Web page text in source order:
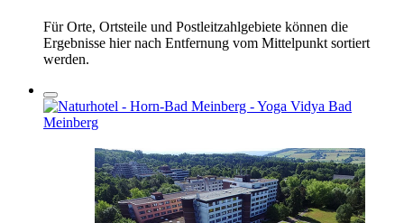
Für Orte, Ortsteile und Postleitzahlgebiete können die
Ergebnisse hier nach Entfernung vom Mittelpunkt sortiert
werden.